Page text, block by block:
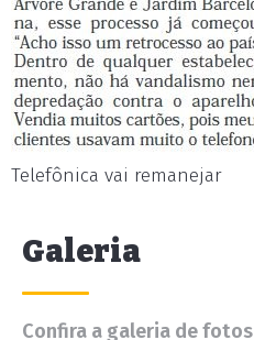
Telefônica vai remanejar
Galeria
Confira a galeria de fotos